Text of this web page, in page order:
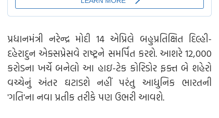
પ્રધાનમંત્રી નરેન્દ્ર મોદી 14 એપ્રિલે બહુપ્રતિક્ષિત દિલ્હી-
દહેરાદુન એક્સપ્રેસવે રાષ્ટ્રને સમર્પિત કરશે. આશરે 12,000
કરોડના ખર્ચે બનેલો આ હાઇ-ટેક કોરિડોર ફક્ત બે શહેરો
વચ્ચેનું અંતર ઘટાડશે નહીં પરંતુ આધુનિક ભારતની
'ગતિ'ના નવા પ્રતીક તરીકે પણ ઉભરી આવશે.